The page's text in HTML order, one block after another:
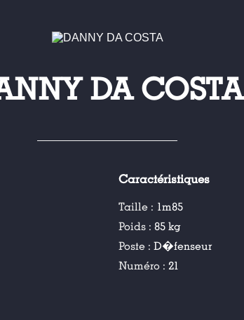
DA COSTA
Caractéristiques
Taille : 1m85
Poids :85 kg
Poste :D�fenseur
Numéro :21